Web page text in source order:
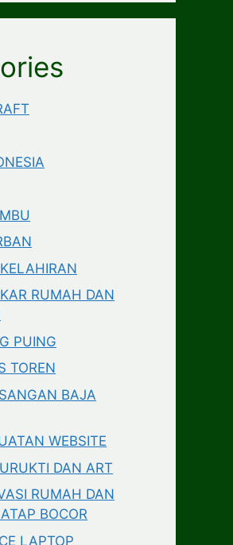
RUMAH DAN
PUING
TOREN
BAJA
WEBSITE
DAN ART
RUMAH DAN
BOCOR
LAPTOP